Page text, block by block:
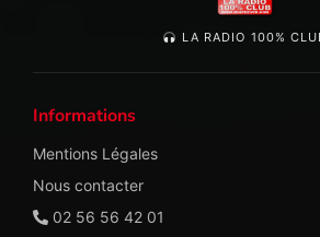
LA RADIO 100%
Informations
Mentions Légales
Nous contacter
02 56 56 42 01